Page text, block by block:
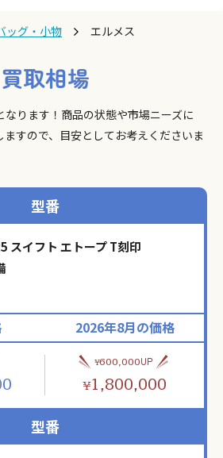
ッグ・小物 エルメス
買取相場
なります！商品の状態や市場ニーズに
すので、目安としてお考えくださいま
型番
スイフト エトープ T刻印
2026年8月の価格
¥600,000UP
¥1,800,000
型番